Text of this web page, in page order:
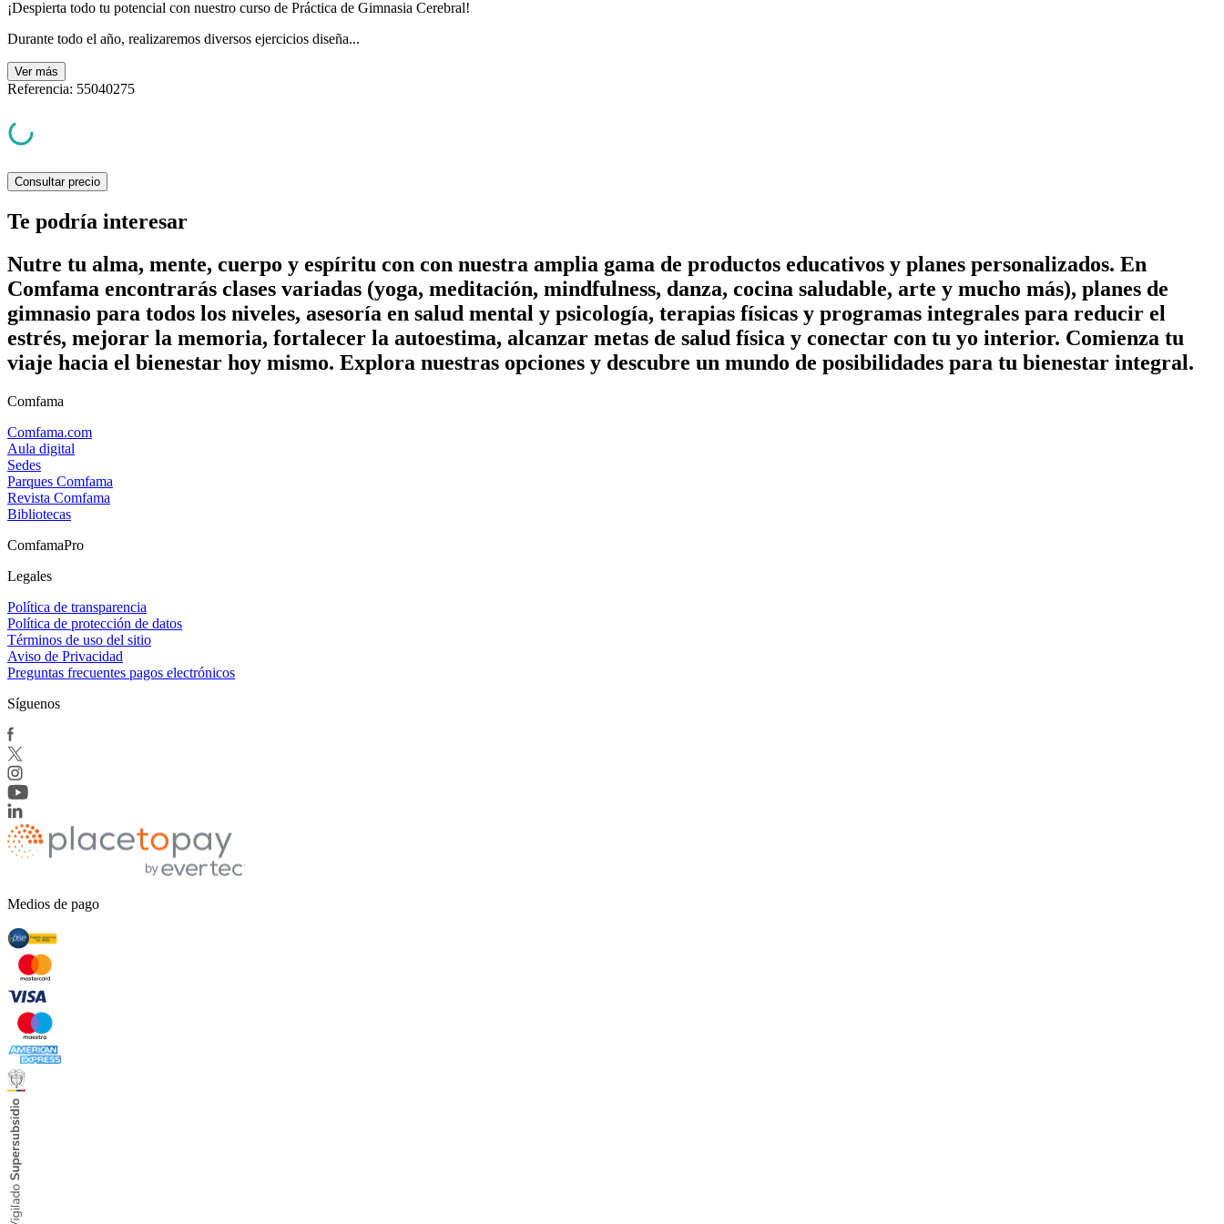
¡Despierta todo tu potencial con nuestro curso de Práctica de Gimnasia Cerebral!
Durante todo el año, realizaremos diversos ejercicios diseña...
Ver más
Referencia: 55040275
Consultar precio
Te podría interesar
Nutre tu alma, mente, cuerpo y espíritu con con nuestra amplia gama de productos educativos y planes personalizados. En
Comfama encontrarás clases variadas (yoga, meditación, mindfulness, danza, cocina saludable, arte y mucho más), planes de
gimnasio para todos los niveles, asesoría en salud mental y psicología, terapias físicas y programas integrales para reducir el
estrés, mejorar la memoria, fortalecer la autoestima, alcanzar metas de salud física y conectar con tu yo interior. Comienza tu
viaje hacia el bienestar hoy mismo. Explora nuestras opciones y descubre un mundo de posibilidades para tu bienestar integral.
Comfama
Comfama.com
Aula digital
Sedes
Parques Comfama
Revista Comfama
Bibliotecas
ComfamaPro
Legales
Política de transparencia
Política de protección de datos
Términos de uso del sitio
Aviso de Privacidad
Preguntas frecuentes pagos electrónicos
Síguenos
Medios de pago